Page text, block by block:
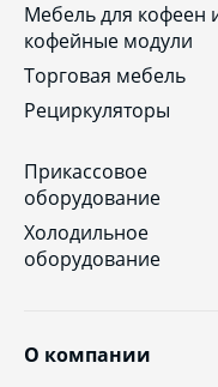
Мебель для кофеен
кофейные модули
Торговая мебель
Рециркуляторы
Прикассовое
оборудование
Холодильное
оборудование
О компании